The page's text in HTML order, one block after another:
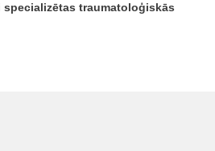
traumatoloģiskās